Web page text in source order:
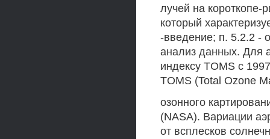
лучей на короткопе-
который
-введение; п. 5.2.2 -
анализ данных. Для
индексу TOMS с
TOMS (Total Ozone
озонного
(NASA). Вариации
от всплесков